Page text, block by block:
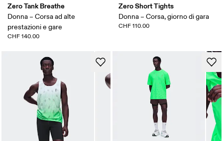
Zero Tank Breathe
Donna – Corsa ad alte
prestazioni e gare
CHF 140.00
Zero Short Tights
Donna – Corsa, giorno di gara
CHF 110.00